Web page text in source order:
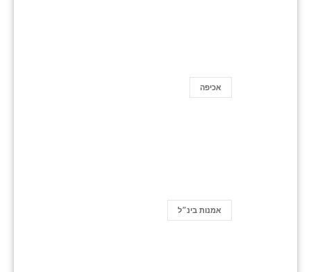
אכיפה
אמנות בינ״ל